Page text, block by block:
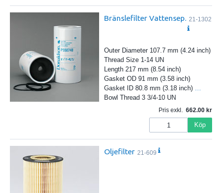
Bränslefilter Vattensep. 21-1302
Outer Diameter 107.7 mm (4.24 inch)
Thread Size 1-14 UN
Length 217 mm (8.54 inch)
Gasket OD 91 mm (3.58 inch)
Gasket ID 80.8 mm (3.18 inch) …
Bowl Thread 3 3/4-10 UN
Pris exkl. 662.00
Köp
Oljefilter 21-609